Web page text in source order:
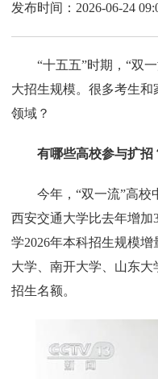
发布时间：2026-06-24
“十五五”时期，“双
大招生规模。很多考生
领域？
有哪些高校参与扩招
今年，“双一流”高校
西安交通大学比去年增加
学2026年本科招生规模
大学、南开大学、山东大
招生名额。